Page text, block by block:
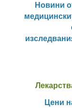
Новини
Цени